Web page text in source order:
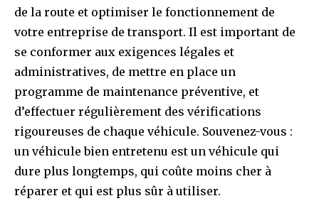
de la route et optimiser le fonctionnement de
votre entreprise de transport. Il est important de
se conformer aux exigences légales et
administratives, de mettre en place un
programme de maintenance préventive, et
d’effectuer régulièrement des vérifications
rigoureuses de chaque véhicule. Souvenez-vous :
un véhicule bien entretenu est un véhicule qui
dure plus longtemps, qui coûte moins cher à
réparer et qui est plus sûr à utiliser.